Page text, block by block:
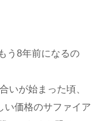
う8年前になるの
いが始まった頃、
い価格のサファイア